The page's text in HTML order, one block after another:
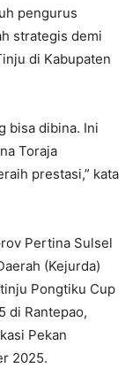
pengurus
strategis demi
di Kabupaten
bisa dibina. Ini
Toraja
prestasi,” kata
Pertina Sulsel
(Kejurda)
Pongtiku Cup
di Rantepao,
Pekan
2025.